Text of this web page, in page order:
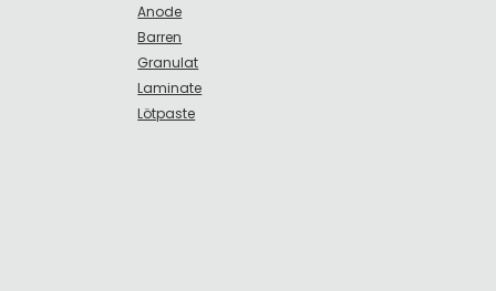
Anode
Barren
Granulat
Laminate
Lötpaste